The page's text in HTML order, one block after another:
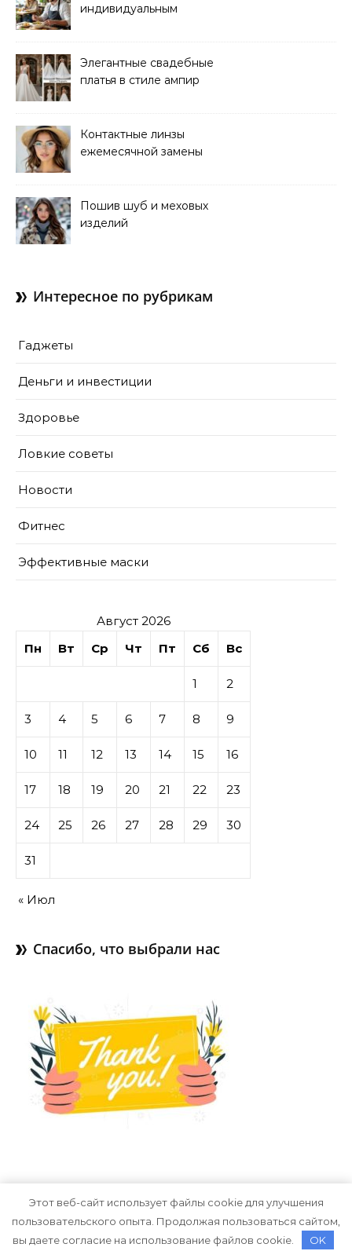
индивидуальным
Элегантные свадебные
платья в стиле ампир
Контактные линзы
ежемесячной замены
Пошив шуб и меховых
изделий
Интересное по рубрикам
Гаджеты
Деньги и инвестиции
Здоровье
Ловкие советы
Новости
Фитнес
Эффективные маски
Август 2026
Пн
Вт Ср Чт Пт Сб Вс
1 2
3 4 5 6 7 8 9
10 11 12 13 14 15 16
17 18 19 20 21 22 23
24 25 26 27 28 29 30
31
« Июл
Спасибо, что выбрали нас
Тема Graceful от Optima Themes
Этот веб-сайт использует файлы cookie для улучшения
пользовательского опыта. Продолжая пользоваться сайтом,
вы даете согласие на использование файлов cookie.
OK